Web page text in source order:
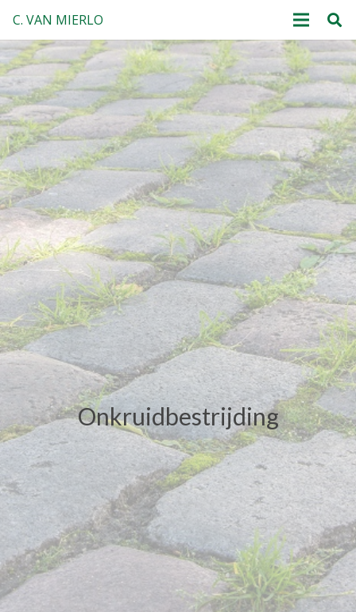
C. VAN MIERLO
Onkruidbestrijding